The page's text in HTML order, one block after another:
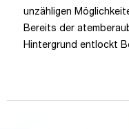
unzähligen
Bereits der
Hintergrund entlockt